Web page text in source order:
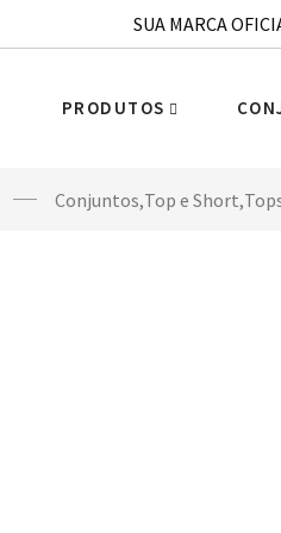
SUA MARCA
PRODUTOS
Conjuntos,Top e Short,